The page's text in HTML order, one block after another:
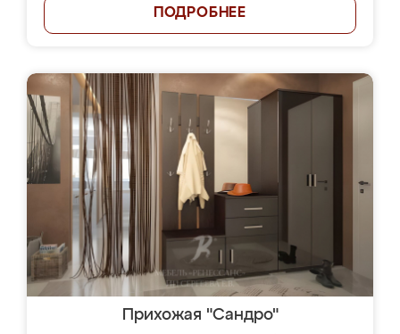
ПОДРОБНЕЕ
Прихожая "Сандро"